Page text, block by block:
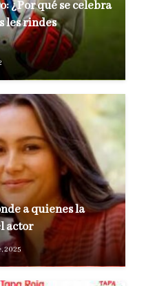
¿Por qué se celebra
les rindes
a quienes la
actor
2025